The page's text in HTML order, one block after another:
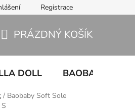
Registrace
KOŠÍK
PRÁZDNÝ KOŠÍK
DOLL BAOBABY
/ Baobaby Soft Sole